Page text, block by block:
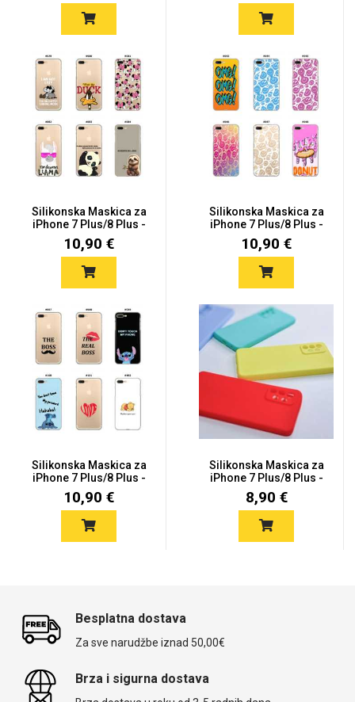
Silikonska Maskica za
iPhone 7 Plus/8 Plus -
Š...
10,90 €
Silikonska Maskica za
iPhone 7 Plus/8 Plus -
Š...
10,90 €
Silikonska Maskica za
iPhone 7 Plus/8 Plus -
Š...
10,90 €
Silikonska Maskica za
iPhone 7 Plus/8 Plus -
V...
8,90 €
Besplatna dostava
Za sve narudžbe iznad 50,00€
Brza i sigurna dostava